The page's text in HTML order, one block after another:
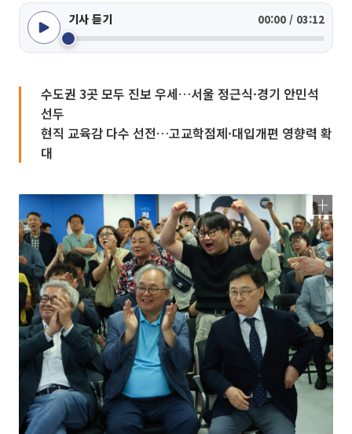
기사 듣기 00:00 / 03:12
수도권 3곳 모두 진보 우세…서울 정근식·경기 안민석
선두
현직 교육감 다수 선전…고교학점제·대입개편 영향력 확
대